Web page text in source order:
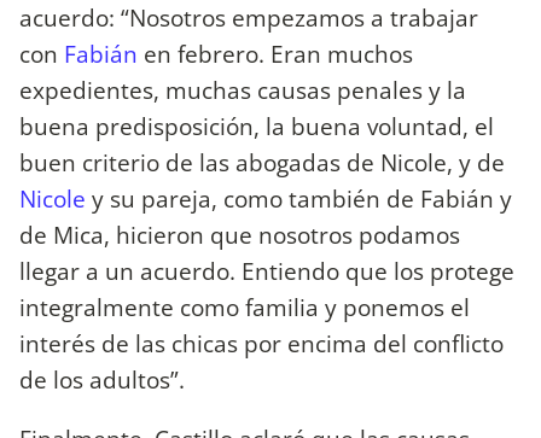
acuerdo: “Nosotros empezamos a trabajar
con Fabián en febrero. Eran muchos
expedientes, muchas causas penales y la
buena predisposición, la buena voluntad, el
buen criterio de las abogadas de Nicole, y de
Nicole y su pareja, como también de Fabián y
de Mica, hicieron que nosotros podamos
llegar a un acuerdo. Entiendo que los protege
integralmente como familia y ponemos el
interés de las chicas por encima del conflicto
de los adultos”.